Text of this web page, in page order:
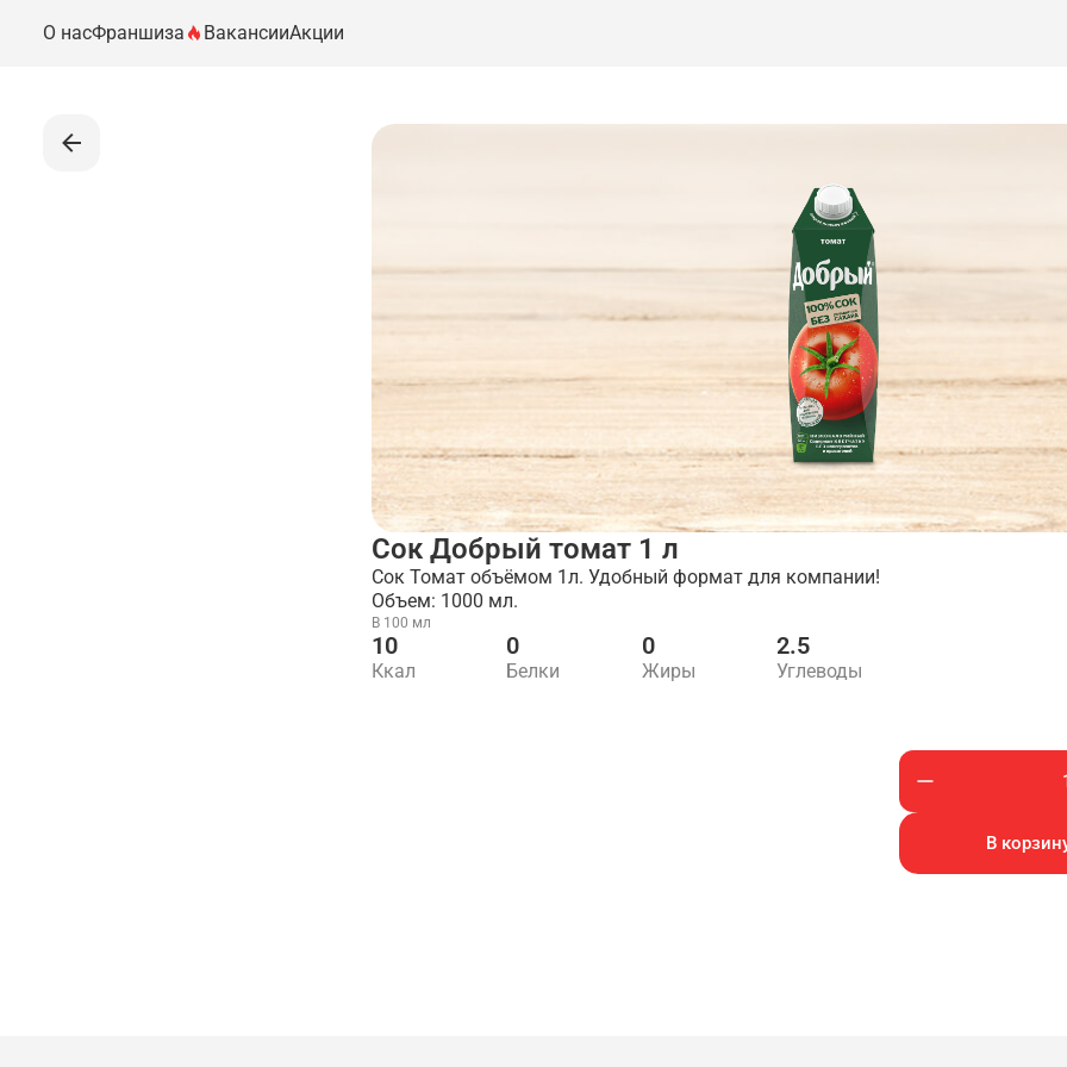
О насФраншиза ВакансииАкции
Сок Добрый томат 1 л
Сок Томат объёмом 1л. Удобный формат для компании!
Объем: 1000 мл.
В 100 мл
10
Ккал
0
Белки
0
Жиры
2.5
Углеводы
В